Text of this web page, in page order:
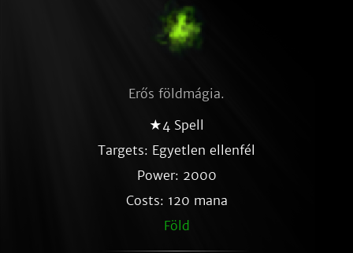
Erős földmágia.
★4 Spell
Targets: Egyetlen ellenfél
Power: 2000
Costs: 120 mana
Föld